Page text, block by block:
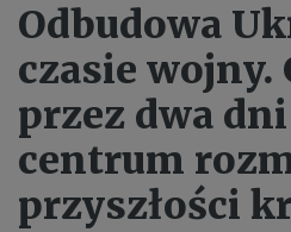
Odbudowa
czasie wojny.
przez dwa dni
centrum
przyszłości